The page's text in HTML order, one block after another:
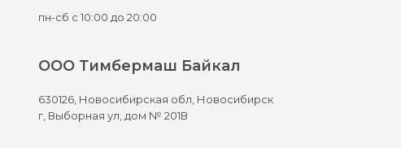
пн-сб с 10:00 до 20:00
ООО Тимбермаш Байкал
630126, Новосибирская обл, Новосибирск
г, Выборная ул, дом № 201В